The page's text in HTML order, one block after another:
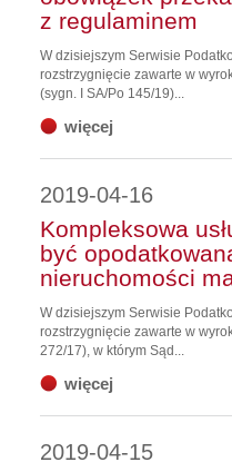
z regulaminem
W dzisiejszym Serwisie
rozstrzygnięcie zawarte w
(sygn. I SA/Po 145/19)...
więcej
2019-04-16
Kompleksowa
być
nieruchomości
W dzisiejszym Serwisie
rozstrzygnięcie zawarte w
272/17), w którym Sąd...
więcej
2019-04-15